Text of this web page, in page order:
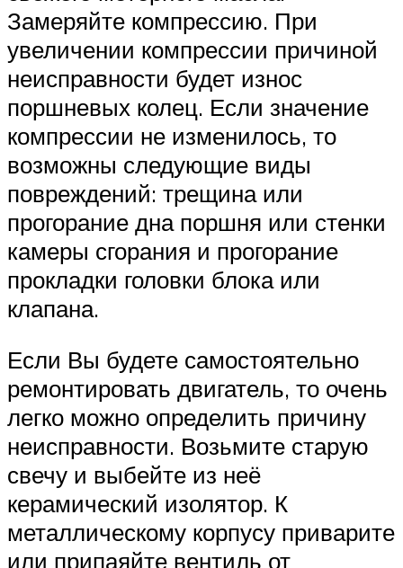
Меню
Замеряйте компрессию. При
увеличении компрессии причиной
неисправности будет износ
поршневых колец. Если значение
компрессии не изменилось, то
возможны следующие виды
повреждений: трещина или
прогорание дна поршня или стенки
камеры сгорания и прогорание
прокладки головки блока или
клапана.
Если Вы будете самостоятельно
ремонтировать двигатель, то очень
легко можно определить причину
неисправности. Возьмите старую
свечу и выбейте из неё
керамический изолятор. К
металлическому корпусу приварите
или припаяйте вентиль от